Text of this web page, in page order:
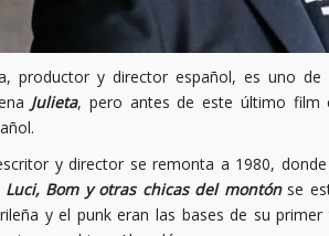
productor y director español, es uno
Julieta, pero antes de este último film
y director se remonta a 1980,
Luci, Bom y otras chicas del montónse
y el punk eran las bases de su